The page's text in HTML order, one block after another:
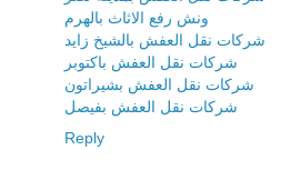
ونش رفع الاثاث بالهرم
شركات نقل العفش بالشيخ زايد
شركات نقل العفش باكتوبر
شركات نقل العفش بشيراتون
شركات نقل العفش بفيصل
Reply